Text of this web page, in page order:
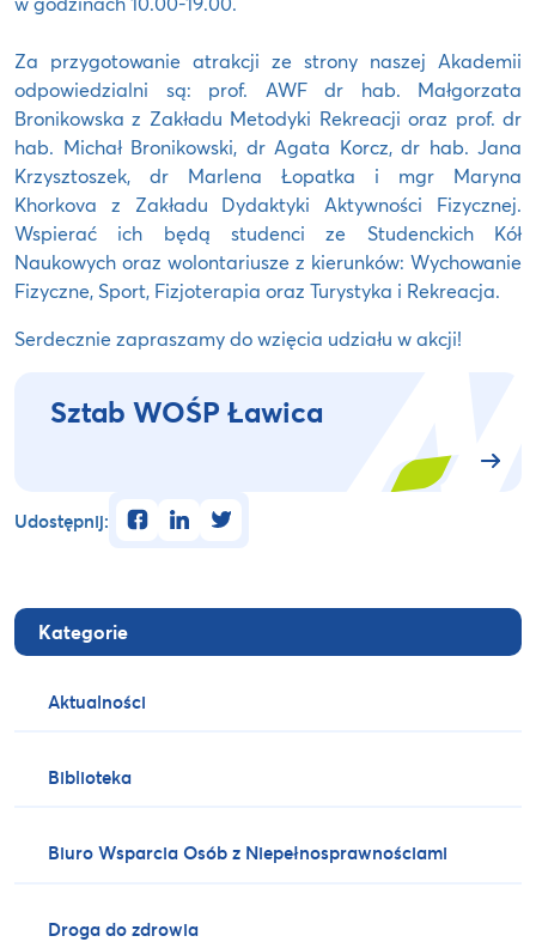
Kategorie
Aktualności
Biblioteka
Biuro Wsparcia Osób z Niepełnosprawnościami
Droga do zdrowia
Za przygotowanie atrakcji ze strony naszej Akademii
odpowiedzialni są: prof. AWF dr hab. Małgorzata
Bronikowska z Zakładu Metodyki Rekreacji oraz prof. dr
hab. Michał Bronikowski, dr Agata Korcz, dr hab. Jana
Krzysztoszek, dr Marlena Łopatka i mgr Maryna
Khorkova z Zakładu Dydaktyki Aktywności Fizycznej.
Wspierać ich będą studenci ze Studenckich Kół
Naukowych oraz wolontariusze z kierunków: Wychowanie
Fizyczne, Sport, Fizjoterapia oraz Turystyka i Rekreacja.
Serdecznie zapraszamy do wzięcia udziału w akcji!
Sztab WOŚP Ławica
Udostępnij: facebooklinkedintwitter